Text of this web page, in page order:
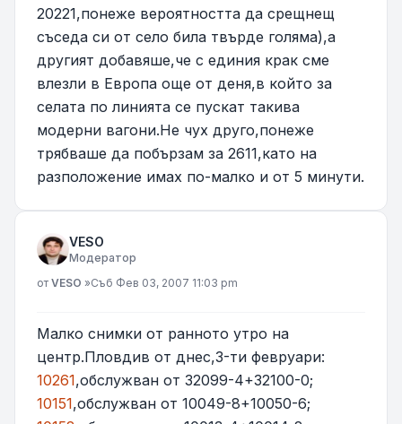
20221,понеже вероятността да срещнещ
съседа си от село била твърде голяма),а
другият добавяше,че с единия крак сме
влезли в Европа още от деня,в който за
селата по линията се пускат такива
модерни вагони.Не чух друго,понеже
трябваше да побързам за 2611,като на
разположение имах по-малко и от 5 минути.
VESO
Модератор
Мнение
от VESO »Съб Фев 03, 2007 11:03 pm
Малко снимки от ранното утро на
центр.Пловдив от днес,3-ти февруари:
10261,обслужван от 32099-4+32100-0;
10151,обслужван от 10049-8+10050-6;